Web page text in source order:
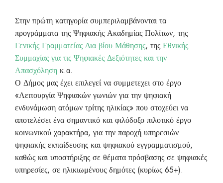
Στην πρώτη κατηγορία συμπεριλαμβάνονται τα
προγράμματα της Ψηφιακής Ακαδημίας Πολίτων, της
Γενικής Γραμματείας Δια βίου Μάθησης, τηςΕθνικής
Συμμαχίας για τις Ψηφιακές Δεξιότητες και την
Απασχόληση κ.α.
Ο Δήμος μας έχει επιλεγεί να συμμετεχει στο έργο
«Λειτουργία Ψηφιακών γωνιών για την ψηφιακή
ενδυνάμωση ατόμων τρίτης ηλικίας» που στοχεύει να
αποτελέσει ένα σημαντικό και φιλόδοξο πιλοτικό έργο
κοινωνικού χαρακτήρα, για την παροχή υπηρεσιών
ψηφιακής εκπαίδευσης και ψηφιακού εγγραμματισμού,
καθώς και υποστήριξης σε θέματα πρόσβασης σε ψηφιακές
υπηρεσίες, σε ηλικιωμένους δημότες (κυρίως 65+).